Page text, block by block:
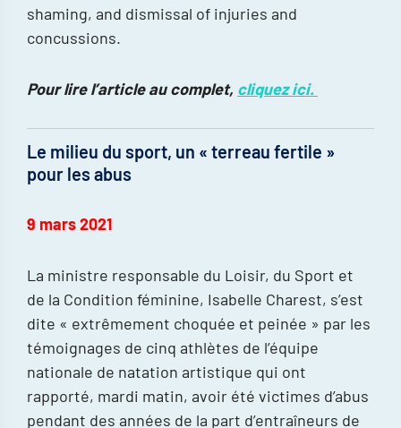
shaming, and dismissal of injuries and
concussions.
Pour lire l’article au complet, cliquez ici.
Le milieu du sport, un « terreau fertile »
pour les abus
9 mars 2021
La ministre responsable du Loisir, du Sport et
de la Condition féminine, Isabelle Charest, s’est
dite « extrêmement choquée et peinée » par les
témoignages de cinq athlètes de l’équipe
nationale de natation artistique qui ont
rapporté, mardi matin, avoir été victimes d’abus
pendant des années de la part d’entraîneurs de